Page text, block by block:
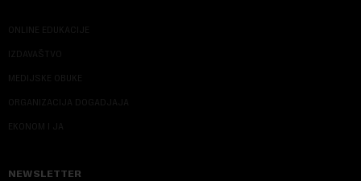
ONLINE EDUKACIJE
IZDAVAŠTVO
MEDIJSKE OBUKE
ORGANIZACIJA DOGADJAJA
EKONOM I JA
NEWSLETTER